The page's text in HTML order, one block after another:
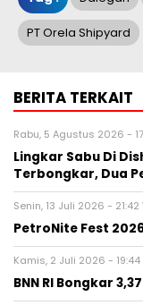
PT Orela Shipyard
BERITA TERKAIT
Rabu, 5 Agustus 2026 -
Lingkar Sabu Di
Terbongkar, Dua
Senin, 13 Juli 2026 - 21:42
PetroNite Fest
Kamis, 2 Juli 2026 - 19:44
BNN RI Bongkar